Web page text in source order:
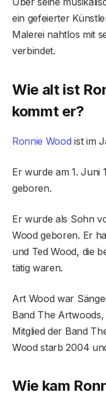
ein gefeierter
Malerei nahtlos mit
verbindet.
Wie alt ist
kommt er?
Ronnie Wood ist im
Er wurde am 1. Juni
geboren.
Er wurde als Sohn
Wood geboren. Er
und Ted Wood, die
tätig waren.
Art Wood war
Band The
Mitglied der Band
Wood starb 2004
Wie kam